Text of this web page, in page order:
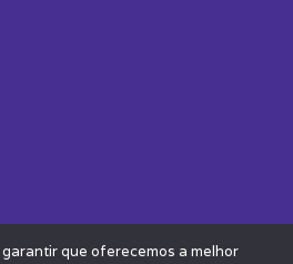
que oferecemos a melhor